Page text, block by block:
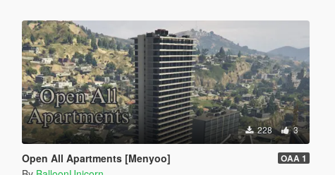
228 3
Open All Apartments [Menyoo] OAA 1